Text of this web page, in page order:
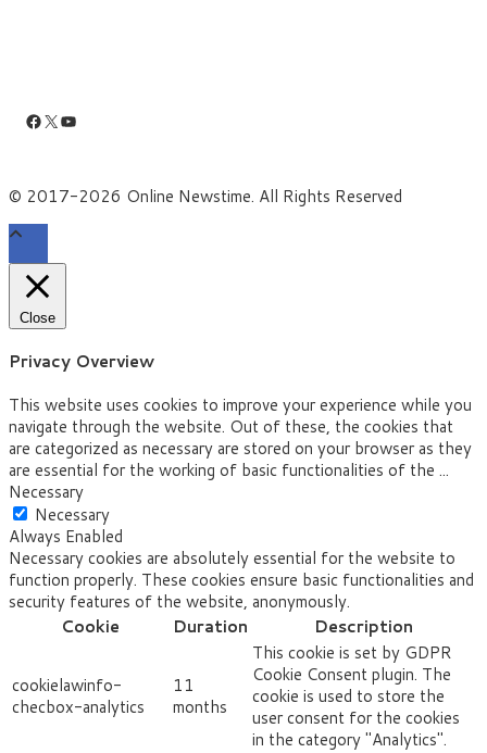
Facebook
X YouTube
© 2017-2026 Online Newstime. All Rights Reserved
Close
Privacy Overview
This website uses cookies to improve your experience while you
navigate through the website. Out of these, the cookies that
are categorized as necessary are stored on your browser as they
are essential for the working of basic functionalities of the ...
Necessary
Necessary
Always Enabled
Necessary cookies are absolutely essential for the website to
function properly. These cookies ensure basic functionalities and
security features of the website, anonymously.
Cookie
Duration Description
cookielawinfo-
checbox-analytics
11
months
This cookie is set by GDPR
Cookie Consent plugin. The
cookie is used to store the
user consent for the cookies
in the category "Analytics".